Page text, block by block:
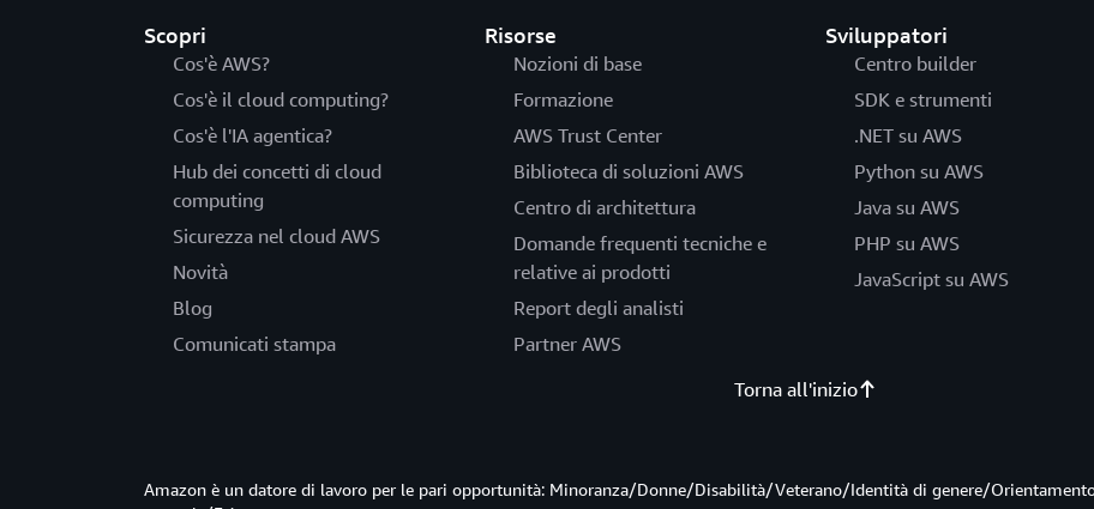
Scopri
Cos'è AWS?
Cos'è il cloud computing?
Cos'è l'IA agentica?
Hub dei concetti di cloud
computing
Sicurezza nel cloud AWS
Novità
Blog
Comunicati stampa
Risorse
Nozioni di base
Formazione
AWS Trust Center
Biblioteca di soluzioni AWS
Centro di architettura
Domande frequenti tecniche e
relative ai prodotti
Report degli analisti
Partner AWS
Sviluppatori
Centro builder
SDK e strumenti
.NET su AWS
Python su AWS
Java su AWS
PHP su AWS
JavaScript su AWS
Torna all'inizio
Amazon è un datore di lavoro per le pari opportunità: Minoranza/Donne/Disabilità/Veterano/Identità di genere/